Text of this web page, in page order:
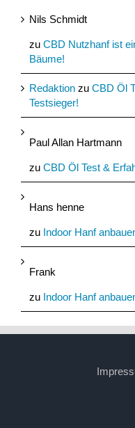
Nils Schmidt
zu CBD Nutzhanf ist
Bäume!
Redaktion zu CBD Öl
Testsieger!
Paul Allan Hartmann
zu CBD Öl Test &
Hans henne
zu Indoor Hanf
Frank
zu Indoor Hanf